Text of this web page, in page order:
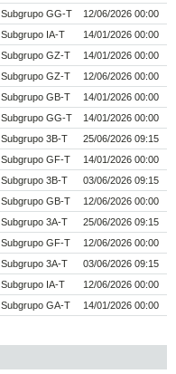
Subgrupo GG-T
12/06/2026 00:00
Subgrupo IA-T
14/01/2026 00:00
Subgrupo GZ-T
14/01/2026 00:00
Subgrupo GZ-T
12/06/2026 00:00
Subgrupo GB-T
14/01/2026 00:00
Subgrupo GG-T
14/01/2026 00:00
Subgrupo 3B-T
25/06/2026 09:15
Subgrupo GF-T
14/01/2026 00:00
Subgrupo 3B-T
03/06/2026 09:15
Subgrupo GB-T
12/06/2026 00:00
Subgrupo 3A-T
25/06/2026 09:15
Subgrupo GF-T
12/06/2026 00:00
Subgrupo 3A-T
03/06/2026 09:15
Subgrupo IA-T
12/06/2026 00:00
Subgrupo GA-T 14/01/2026 00:00